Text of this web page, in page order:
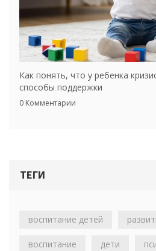
Как понять, что у ребенка
способы поддержки
0 Комментарии
ТЕГИ
воспитание детей
воспитание дети